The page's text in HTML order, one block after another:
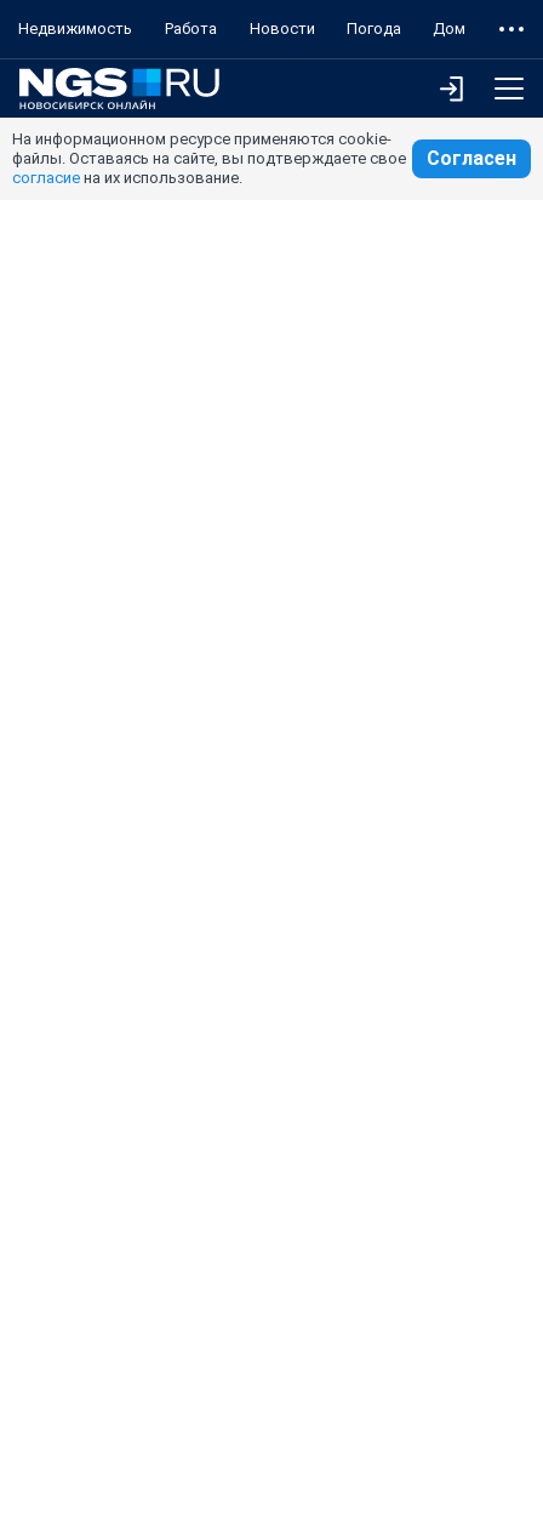
Недвижимость Работа Новости Погода Дом
На информационном ресурсе применяются cookie-
файлы. Оставаясь на сайте, вы подтверждаете свое
согласие на их использование.
Согласен